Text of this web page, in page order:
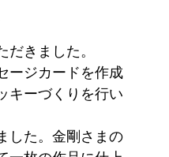
きました。
ージカードを作成
キーづくりを行い
した。金剛さまの